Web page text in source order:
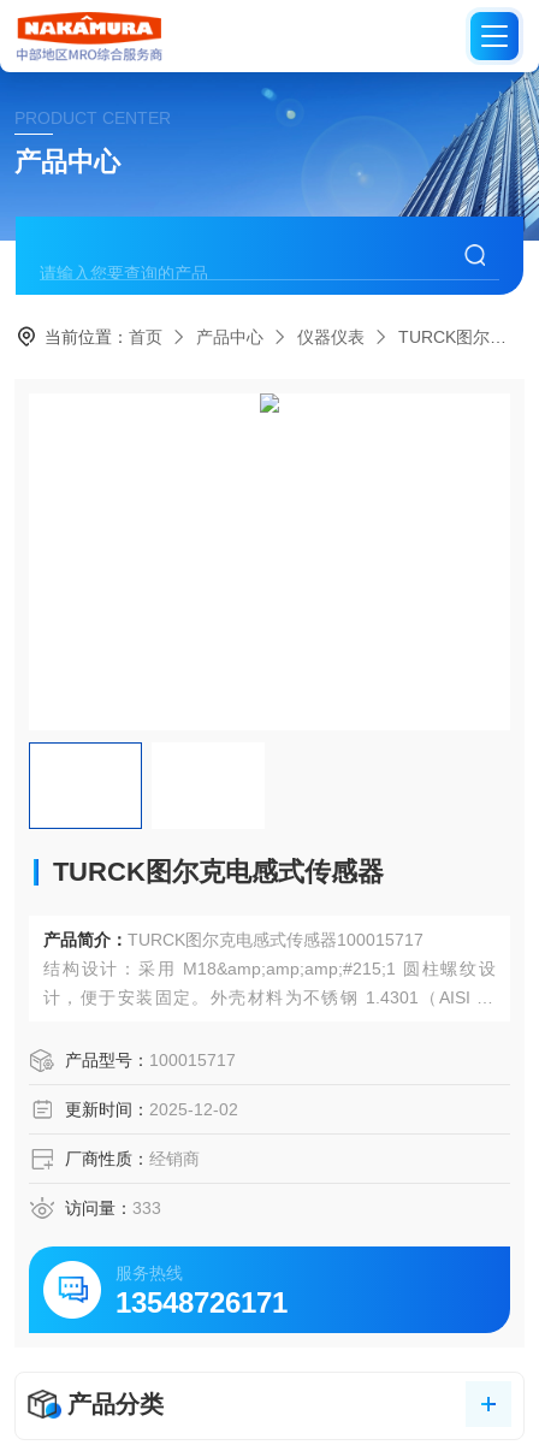
PRODUCT CENTER
产品中心
当前位置：首页 产品中心 仪器仪表 TURCK图尔克
TURCK图尔克电感式传感器
产品简介： TURCK图尔克电感式传感器100015717
结构设计：采用 M18&amp;amp;amp;#215;1 圆柱螺纹设
计，便于安装固定。外壳材料为不锈钢 1.4301（AISI 30
境。
在不影响检测性能的情况下，将传感器安装在金属表面，节
产品型号： 100015717
更新时间： 2025-12-02
厂商性质： 经销商
访问量： 333
服务热线
13548726171
产品分类